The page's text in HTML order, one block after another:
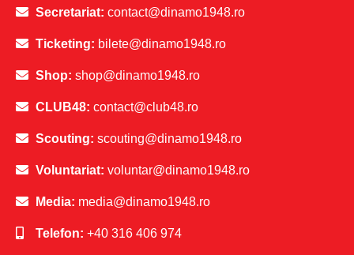
Secretariat: contact@dinamo1948.ro
Ticketing: bilete@dinamo1948.ro
Shop: shop@dinamo1948.ro
CLUB48: contact@club48.ro
Scouting: scouting@dinamo1948.ro
Voluntariat: voluntar@dinamo1948.ro
Media: media@dinamo1948.ro
Telefon: +40 316 406 974